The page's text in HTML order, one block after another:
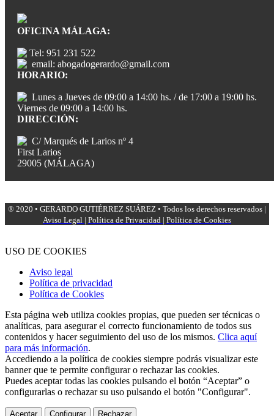
OFICINA MÁLAGA:
Tel: 951 231 522
email: abogadogerardo@gmail.com
HORARIO:
Lunes a Jueves de 09:00 a 14:00 hs. / de 17:00 a 19:00 hs.
Viernes de 09:00 a 14:00 hs.
DIRECCIÓN:
C/ Marqués de Larios nº 4
First Larios
29005 (MÁLAGA)
® 2020 • GERARDO GUTIÉRREZ SUÁREZ • Todos los derechos reservados |
Aviso Legal | Política de Privacidad | Política de Cookies
USO DE COOKIES
Aviso legal
Política de privacidad
Política de Cookies
Esta página web utiliza cookies propias, que pueden ser técnicas o
analíticas, para asegurar el correcto funcionamiento de todos sus
contenidos y hacer seguimiento del uso de los mismos. Clica aquí
para más información.
Accediendo a la política de cookies siempre podrás visualizar este
banner que te permite configurar o rechazar las cookies.
Puedes aceptar todas las cookies pulsando el botón “Aceptar” o
configurarlas o rechazar su uso pulsando el botón "Configurar".
Aceptar Configurar Rechazar